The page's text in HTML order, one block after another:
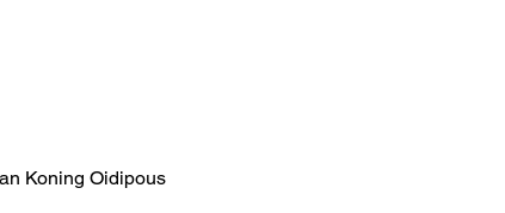
Koning Oidipous